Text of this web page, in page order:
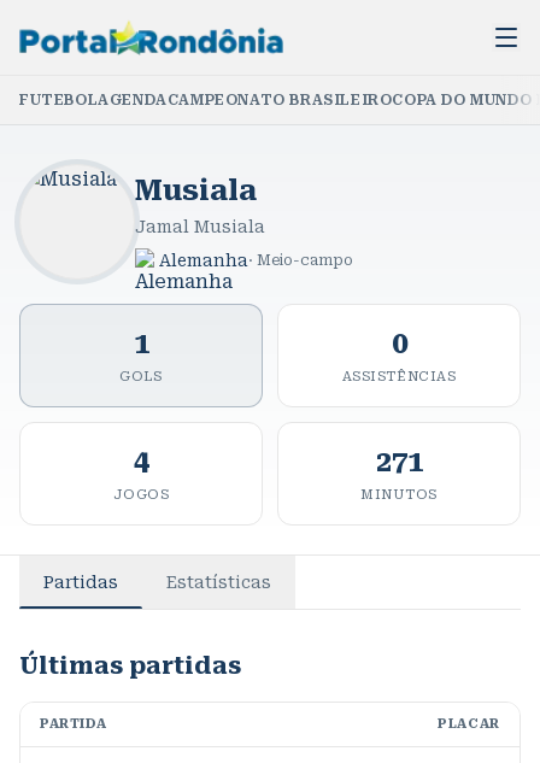
FUTEBOLAGENDACAMPEONATO BRASILEIROCOPA DO
Musiala
Jamal Musiala
Alemanha · Meio-campo
1
GOLS
0
ASSISTÊNCIAS
4
JOGOS
271
MINUTOS
Partidas Estatísticas
Últimas partidas
PARTIDA PLACAR